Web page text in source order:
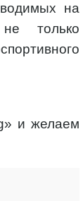
на
только
и желаем